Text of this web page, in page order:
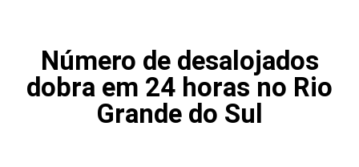
Número de desalojados
dobra em 24 horas no Rio
Grande do Sul